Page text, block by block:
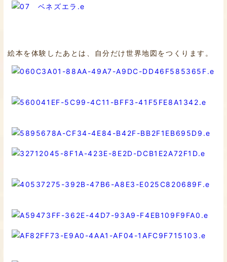
絵本を体験したあとは、自分だけ世界地図をつくります。